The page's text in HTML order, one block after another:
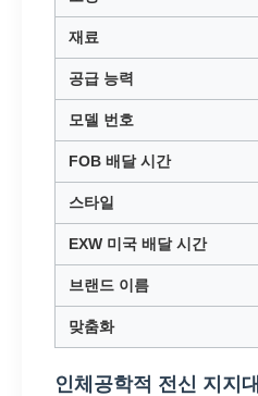
재료
공급 능력
모델 번호
FOB 배달 시간
스타일
EXW 미국 배달 시간
브랜드 이름
맞춤화
인체공학적 전신 지지대